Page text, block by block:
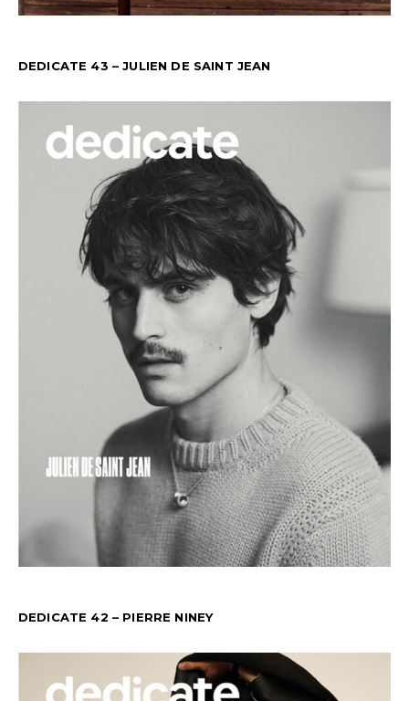
DEDICATE 43 – JULIEN DE SAINT JEAN
DEDICATE 42 – PIERRE NINEY